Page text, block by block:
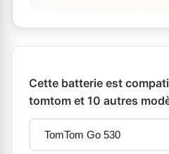
Cette batterie est
tomtom et 10 autres